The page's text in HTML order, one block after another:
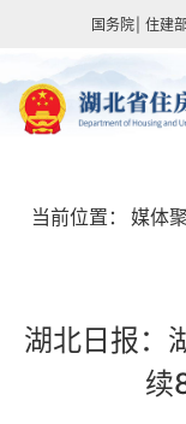
国务院 住建
当前位置： 媒体
湖北日报：
续